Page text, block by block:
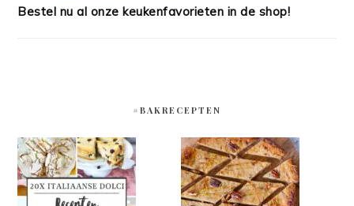
Bestel nu al onze keukenfavorieten in de shop!
#BAKRECEPTEN